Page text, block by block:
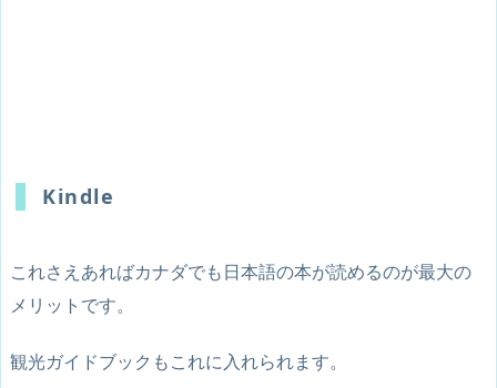
Kindle
これさえあればカナダでも日本語の本が読めるのが最大の
メリットです。
観光ガイドブックもこれに入れられます。